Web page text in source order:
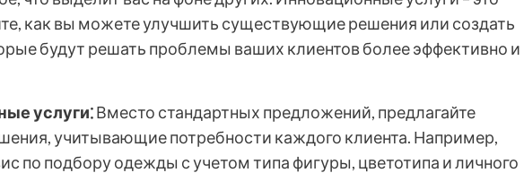
как вы можете улучшить существующие решения или создать
будут решать проблемы ваших клиентов более эффективно и
услуги⁚Вместо стандартных предложений, предлагайте
учитывающие потребности каждого клиента. Например,
по подбору одежды с учетом типа фигуры, цветотипа и личного